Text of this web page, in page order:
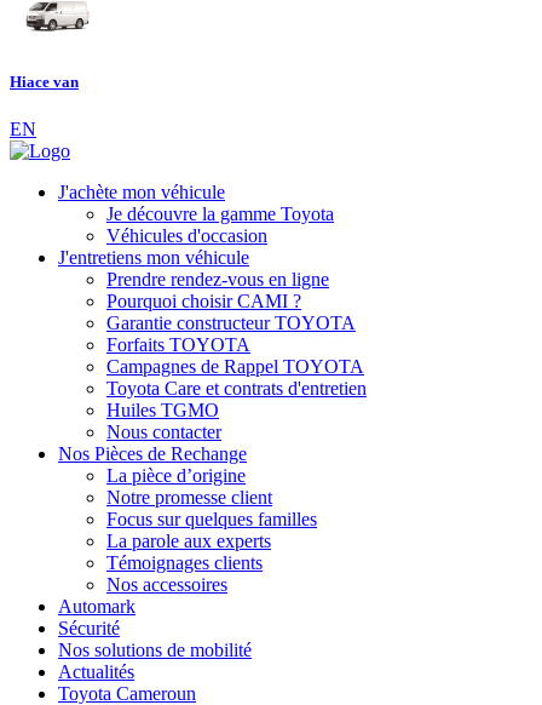
Hiace van
EN
J'achète mon véhicule
Je découvre la gamme Toyota
Véhicules d'occasion
J'entretiens mon véhicule
Prendre rendez-vous en ligne
Pourquoi choisir CAMI ?
Garantie constructeur TOYOTA
Forfaits TOYOTA
Campagnes de Rappel TOYOTA
Toyota Care et contrats d'entretien
Huiles TGMO
Nous contacter
Nos Pièces de Rechange
La pièce d’origine
Notre promesse client
Focus sur quelques familles
La parole aux experts
Témoignages clients
Nos accessoires
Automark
Sécurité
Nos solutions de mobilité
Actualités
Toyota Cameroun